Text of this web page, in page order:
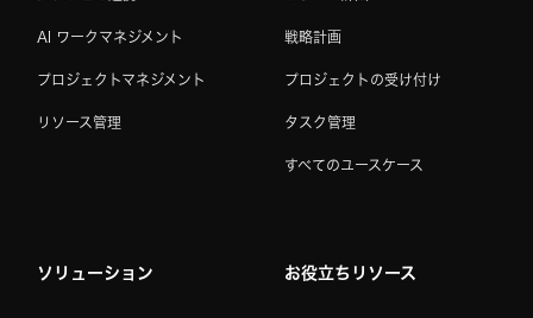
AI ワークマネジメント
プロジェクトマネジメント
リソース管理
戦略計画
プロジェクトの受け付け
タスク管理
すべてのユースケース
ソリューション お役立ちリソース